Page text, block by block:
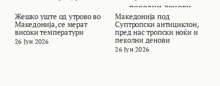
Жешко уште од утрово во
Македонија, се мерат
високи температури
26 Јун 2026
Македонија под
Суптропски антициклон,
пред нас тропски ноќи и
пеколни денови
26 Јун 2026